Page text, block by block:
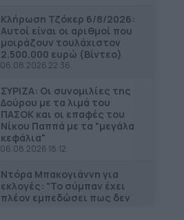
Κλήρωση Τζόκερ 6/8/2026:
Αυτοί είναι οι αριθμοί που
μοιράζουν τουλάχιστον
2.500.000 ευρώ (Βίντεο)
06.08.2026 22:36
ΣΥΡΙΖΑ: Οι συνομιλίες της
Δούρου με τα λιμά του
ΠΑΣΟΚ και οι επαφές του
Νίκου Παππά με τα "μεγάλα
κεφάλια"
06.08.2026 18:12
Ντόρα Μπακογιάννη για
εκλογές: "Το σύμπαν έχει
πλέον εμπεδώσει πως δεν